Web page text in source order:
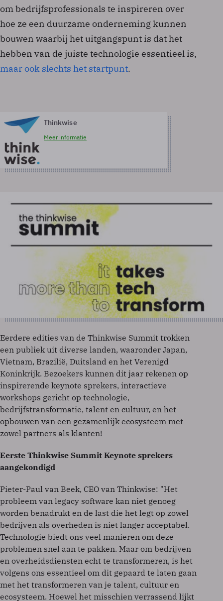
om bedrijfsprofessionals te inspireren over
hoe ze een duurzame onderneming kunnen
bouwen waarbij het uitgangspunt is dat het
hebben van de juiste technologie essentieel is,
maar ook slechts het startpunt.
Thinkwise
Meer informatie
Eerdere edities van de Thinkwise Summit trokken
een publiek uit diverse landen, waaronder Japan,
Vietnam, Brazilië, Duitsland en het Verenigd
Koninkrijk. Bezoekers kunnen dit jaar rekenen op
inspirerende keynote sprekers, interactieve
workshops gericht op technologie,
bedrijfstransformatie, talent en cultuur, en het
opbouwen van een gezamenlijk ecosysteem met
zowel partners als klanten!
Eerste Thinkwise Summit Keynote sprekers
aangekondigd
Pieter-Paul van Beek, CEO van Thinkwise: "Het
probleem van legacy software kan niet genoeg
worden benadrukt en de last die het legt op zowel
bedrijven als overheden is niet langer acceptabel.
Technologie biedt ons veel manieren om deze
problemen snel aan te pakken. Maar om bedrijven
en overheidsdiensten echt te transformeren, is het
volgens ons essentieel om dit gepaard te laten gaan
met het transformeren van je talent, cultuur en
ecosysteem. Hoewel het misschien verrassend lijkt